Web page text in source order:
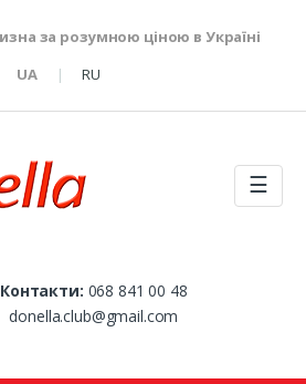
за розумною ціною в Україні
UA
RU
☰
Контакти: 068 841 00 48
donella.club@gmail.com